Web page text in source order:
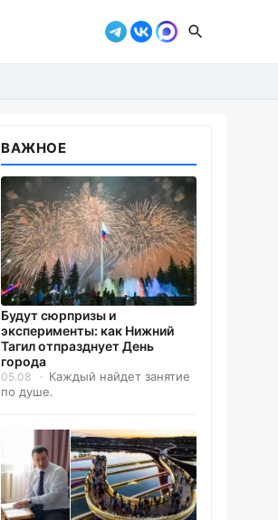
ВАЖНОЕ
Будут сюрпризы и
эксперименты: как Нижний
Тагил отпразднует День
города
05.08
Каждый найдет занятие
по душе.